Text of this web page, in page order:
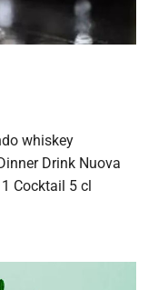
whiskey
Drink Nuova
Cocktail 5 cl